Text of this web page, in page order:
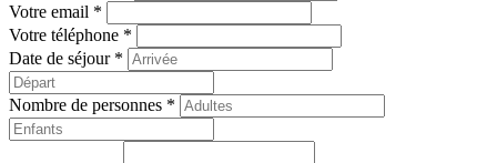
Votre email *
Votre téléphone *
Date de séjour *
Nombre de personnes *